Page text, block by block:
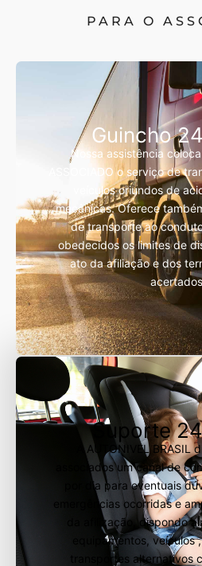
PARA O
Guincho
Nossa assistência
ASSOCIADO o serviço de
veículos oriundos de
mecânicas. Oferece
de transporte ao
obedecidos os limites de
ato da afiliação e dos
Suporte
A AUTONIVEL BRASIL
associados um canal de
por dia para eventuais
emergências ocorridas e
da afilização, dispondo
equipamentos, veículos
transportes alternativos